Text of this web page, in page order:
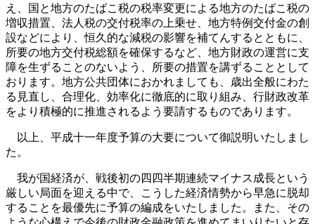
え、国と地方のたばこ税の税率変更による地方のたばこ税の
増収措置、法人税の交付税率の上乗せ、地方特例交付金の創
設などにより、恒久的な減税の影響を補てんするとともに、
所要の地方交付税総額を確保するなど、地方財政の運営に支
障を生ずることのないよう、所要の措置を講ずることとして
おります。地方公共団体におかれましても、歳出全般にわた
る見直し、合理化、効率化に徹底的に取り組み、行財政改革
をより積極的に推進されるよう要請するものであります。
以上、平成十一年度予算の大要について御説明いたしまし
た。
我が国経済が、戦後初の四四半期連続マイナス成長という
厳しい局面を迎える中で、こうした経済情勢から早急に脱却
することを最優先に予算の編成をいたしました。また、その